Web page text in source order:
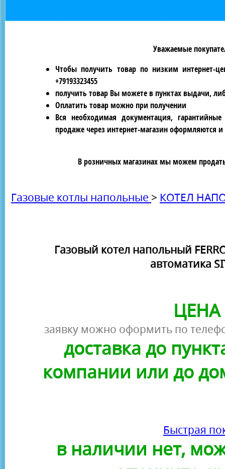
Уважаемые
Чтобы получить товар по низким интернет-
+79193323455
получить товар Вы можете в пунктах выдачи,
Оплатить товар можно при получении
Вся необходимая документация,
продаже через интернет-магазин оформляются
В розничных магазинах мы можем
Газовые котлы напольные > КОТЕЛ
Газовый котел напольный
автоматика
ЦЕНА
заявку можно оформить по
доставка до
компании или до
Быстрая
в наличии нет,